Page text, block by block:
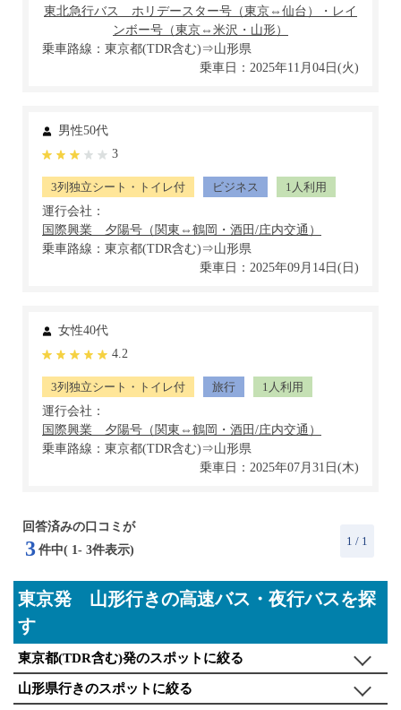
乗車路線：東京都(TDR含む)⇒山形県
乗車日：2025年11月04日(火)
男性50代
3
3列独立シート・トイレ付 ビジネス
1人利用
運行会社：
乗車路線：東京都(TDR含む)⇒山形県
乗車日：2025年09月14日(日)
女性40代
4.2
3列独立シート・トイレ付 旅行
1人利用
運行会社：
乗車路線：東京都(TDR含む)⇒山形県
乗車日：2025年07月31日(木)
回答済みの口コミが
3 件中( 1- 3件表示)
1 / 1
東京発 山形行きの高速バス・夜行バスを探
す
東京都(TDR含む)発のスポットに絞る
山形県行きのスポットに絞る